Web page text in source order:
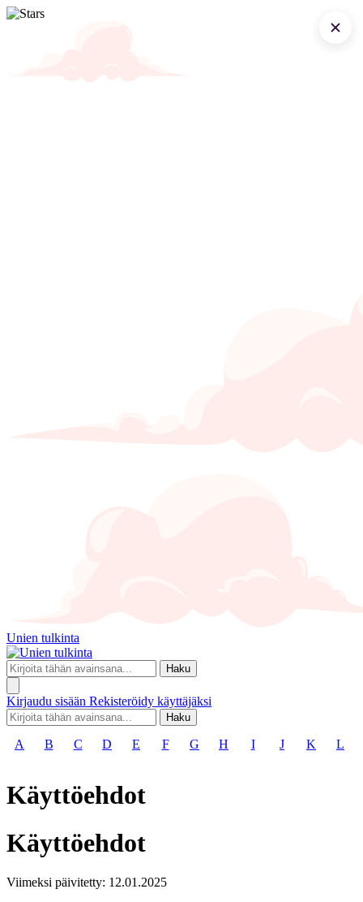
Unien tulkinta
Haku
Kirjaudu sisään Rekisteröidy käyttäjäksi
Haku
A B C D E F G H I J K L
Käyttöehdot
Käyttöehdot
Viimeksi päivitetty: 12.01.2025